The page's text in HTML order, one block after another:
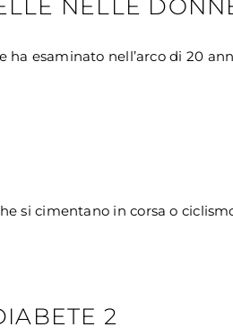
NELLE
ha esaminato nell’arco di 20
si cimentano in corsa o
2